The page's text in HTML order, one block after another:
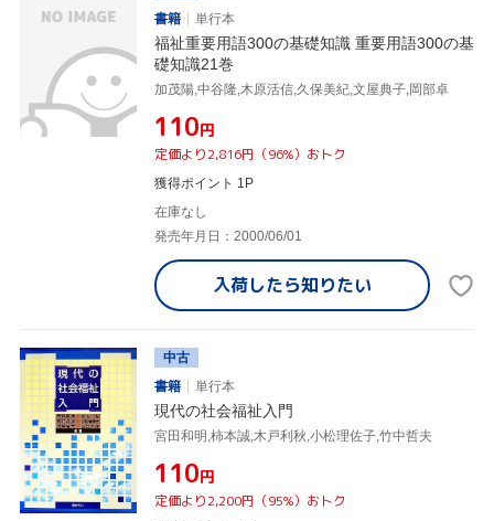
書籍
単行本
福祉重要用語300の基礎知識 重要用語300の基
礎知識21巻
加茂陽,中谷隆,木原活信,久保美紀,文屋典子,岡部卓
¥110円
定価より2,816円（96%）おトク
獲得ポイント 1P
在庫なし
発売年月日：2000/06/01
入荷したら知りたい
中古
書籍
単行本
現代の社会福祉入門
宮田和明,柿本誠,木戸利秋,小松理佐子,竹中哲夫
¥110円
定価より2,200円（95%）おトク